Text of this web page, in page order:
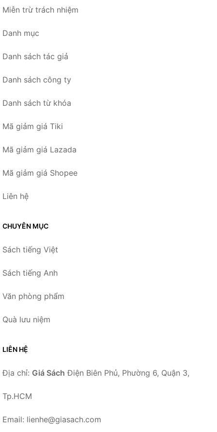
Miễn trừ trách nhiệm
Danh mục
Danh sách tác giả
Danh sách công ty
Danh sách từ khóa
Mã giảm giá Tiki
Mã giảm giá Lazada
Mã giảm giá Shopee
Liên hệ
CHUYÊN MỤC
Sách tiếng Việt
Sách tiếng Anh
Văn phòng phẩm
Quà lưu niệm
LIÊN HỆ
Địa chỉ: Giá Sách Điện Biên Phủ, Phường 6, Quận 3,
Tp.HCM
Email: lienhe@giasach.com